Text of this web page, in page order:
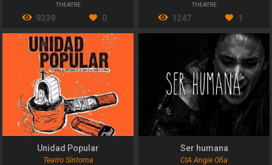
THEATRE
9339 0
THEATRE
1247 1
Unidad Popular
Teatro Síntoma
Ser humana
CIA Angie Oña